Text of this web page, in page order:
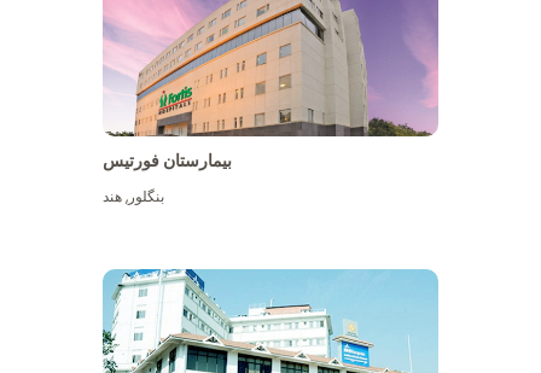
بیمارستان فورتیس
بنگلور,هند